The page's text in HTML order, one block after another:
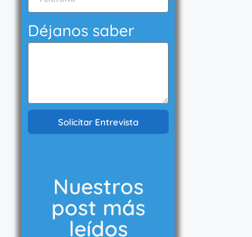
Déjanos saber
Solicitar Entrevista
Nuestros
post más
leídos